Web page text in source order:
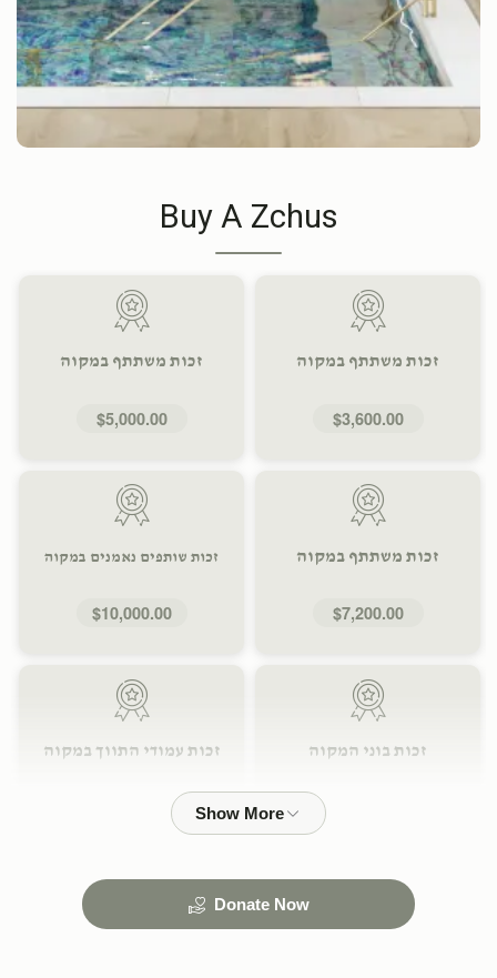
Buy A Zchus
זכות משתתף במקוה
$3,600.00
זכות משתתף במקוה
$5,000.00
זכות משתתף במקוה
$7,200.00
זכות שותפים נאמנים במקוה
$10,000.00
זכות בוני המקוה זכות עמודי התווך במקוה
$36,000.00
Donate Now